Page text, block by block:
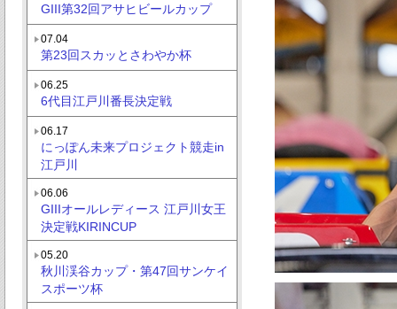
GIII第32回アサヒビールカップ
07.04
第23回スカッとさわやか杯
06.25
6代目江戸川番長決定戦
06.17
にっぽん未来プロジェクト競走in
江戸川
06.06
GIIIオールレディース 江戸川女王
決定戦KIRINCUP
05.20
秋川渓谷カップ・第47回サンケイ
スポーツ杯